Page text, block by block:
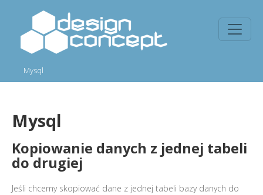
Mysql
Mysql
Kopiowanie danych z jednej tabeli
do drugiej
Jeśli chcemy skopiować dane z jednej tabeli bazy danych do